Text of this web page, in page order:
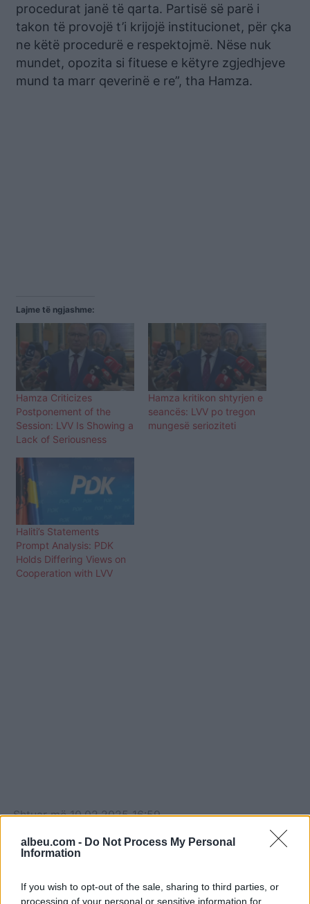
albeu.com - Do Not Process My Personal
Information
If you wish to opt-out of the sale, sharing to third parties, or
processing of your personal or sensitive information for
procedurat janë të qarta. Partisë së parë i
takon të provojë t’i krijojë institucionet, për çka
ne këtë procedurë e respektojmë. Nëse nuk
mundet, opozita si fituese e këtyre zgjedhjeve
mund ta marr qeverinë e re”, tha Hamza.
Lajme të ngjashme:
Hamza Criticizes
Postponement of the
Session: LVV Is Showing a
Lack of Seriousness
Hamza kritikon shtyrjen e
seancës: LVV po tregon
mungesë serioziteti
Haliti’s Statements
Prompt Analysis: PDK
Holds Differing Views on
Cooperation with LVV
Shtuarmë10.02.2025 16:59
Tags:
Bedri , LVV